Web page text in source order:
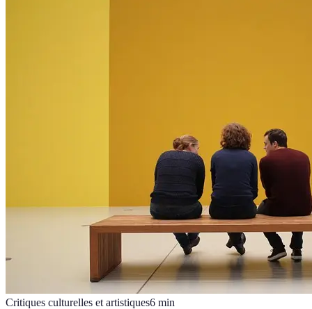
Critiques culturelles et artistiques6 min